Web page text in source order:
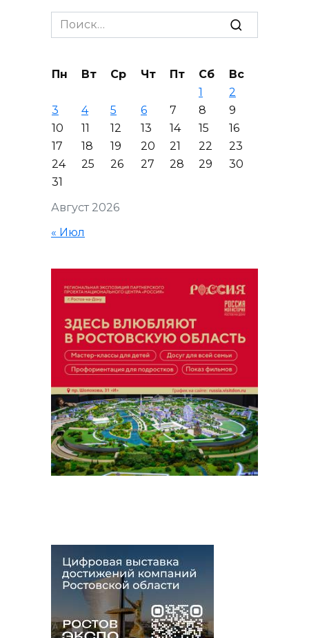
Search
for:
Август 2026
Пн Вт Ср Чт Пт Сб
Вс
1
2
3
4 5 6 7 8
9
10
11 12 13 14 15
16
17
18 19 20 21 22
23
24
25 26 27 28 29
30
31
« Июл